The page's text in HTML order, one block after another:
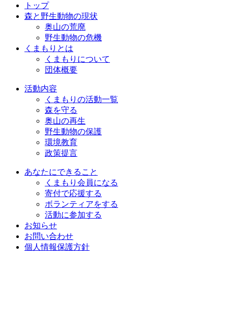
トップ
森と野生動物の現状
奥山の荒廃
野生動物の危機
くまもりとは
くまもりについて
団体概要
活動内容
くまもりの活動一覧
森を守る
奥山の再生
野生動物の保護
環境教育
政策提言
あなたにできること
くまもり会員になる
寄付で応援する
ボランティアをする
活動に参加する
お知らせ
お問い合わせ
個人情報保護方針